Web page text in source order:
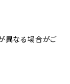
異なる場合がご